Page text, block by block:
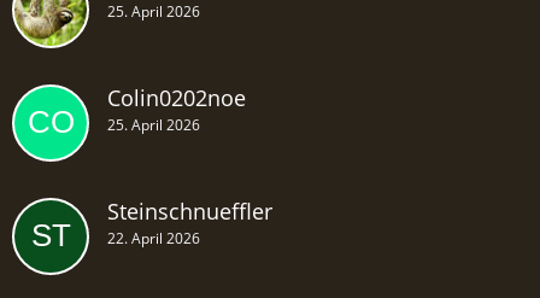
25. April 2026
Colin0202noe
25. April 2026
Steinschnueffler
22. April 2026